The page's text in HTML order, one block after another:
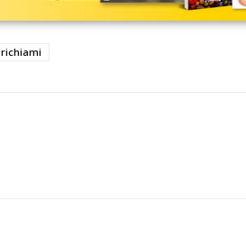
richiami